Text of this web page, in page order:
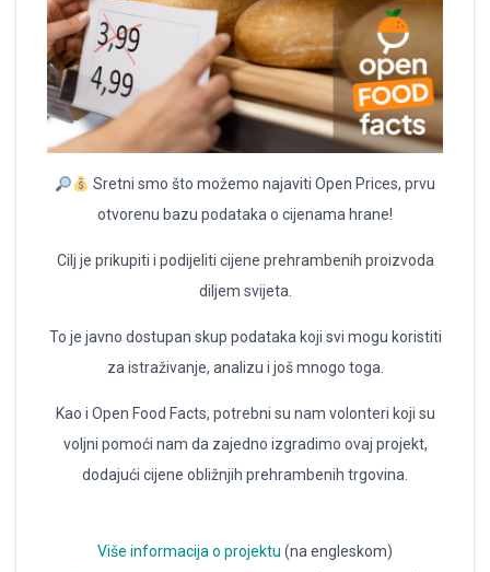
Sretni smo što možemo najaviti Open Prices, prvu
otvorenu bazu podataka o cijenama hrane!
Cilj je prikupiti i podijeliti cijene prehrambenih proizvoda
diljem svijeta.
To je javno dostupan skup podataka koji svi mogu koristiti
za istraživanje, analizu i još mnogo toga.
Kao i Open Food Facts, potrebni su nam volonteri koji su
voljni pomoći nam da zajedno izgradimo ovaj projekt,
dodajući cijene obližnjih prehrambenih trgovina.
Više informacija o projektu (na engleskom)